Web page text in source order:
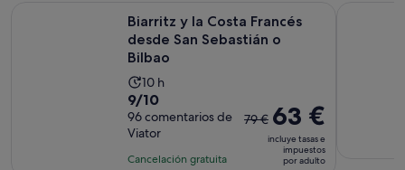
Biarritz y la Costa Francés
desde San Sebastián o
Bilbao
La
duración
de
la
actividad
10 h
9.0
sobre
10
con
9/10
96 comentarios de
Viator
Cancelación gratuita
El
precio
anterior
79 € 63 €
incluye tasas e
impuestos
por adulto